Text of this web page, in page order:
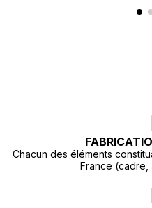
Chacun des éléments
France (cadre,